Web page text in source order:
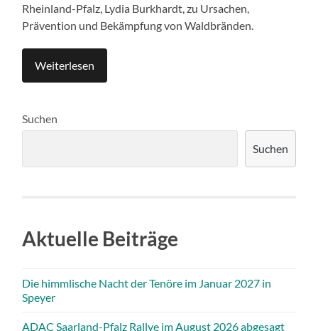
Rheinland-Pfalz, Lydia Burkhardt, zu Ursachen,
Prävention und Bekämpfung von Waldbränden.
Weiterlesen
Suchen
Suchen
Aktuelle Beiträge
Die himmlische Nacht der Tenöre im Januar 2027 in
Speyer
ADAC Saarland-Pfalz Rallye im August 2026 abgesagt